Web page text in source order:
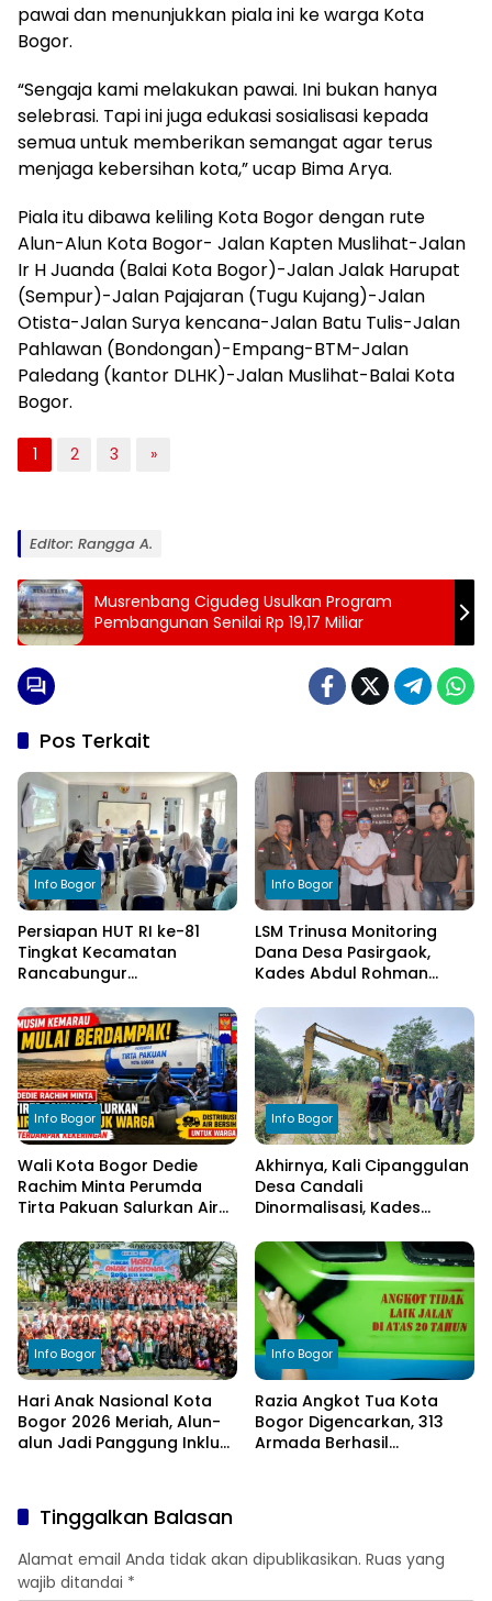
pawai dan menunjukkan piala ini ke warga Kota
Bogor.
“Sengaja kami melakukan pawai. Ini bukan hanya
selebrasi. Tapi ini juga edukasi sosialisasi kepada
semua untuk memberikan semangat agar terus
menjaga kebersihan kota,” ucap Bima Arya.
Piala itu dibawa keliling Kota Bogor dengan rute
Alun-Alun Kota Bogor- Jalan Kapten Muslihat-Jalan
Ir H Juanda (Balai Kota Bogor)-Jalan Jalak Harupat
(Sempur)-Jalan Pajajaran (Tugu Kujang)-Jalan
Otista-Jalan Surya kencana-Jalan Batu Tulis-Jalan
Pahlawan (Bondongan)-Empang-BTM-Jalan
Paledang (kantor DLHK)-Jalan Muslihat-Balai Kota
Bogor.
1 2 3 »
Editor: Rangga A.
Musrenbang Cigudeg Usulkan Program
Pembangunan Senilai Rp 19,17 Miliar
Pos Terkait
Info Bogor
Persiapan HUT RI ke-81
Tingkat Kecamatan
Rancabungur
Cimulang, Libatkan Seluruh
Elemen Masyarakat
Info Bogor
LSM Trinusa Monitoring
Dana Desa Pasirgaok,
Kades Abdul Rohman
Transparansi Pengelolaan
Anggaran
Info Bogor
Wali Kota Bogor Dedie
Rachim Minta Perumda
Tirta Pakuan Salurkan Air
Terdampak Kekeringan
Info Bogor
Akhirnya, Kali Cipanggulan
Desa Candali
Dinormalisasi, Kades
kepada Bupati Bogor
Info Bogor
Hari Anak Nasional Kota
Bogor 2026 Meriah, Alun-
alun Jadi Panggung Inklusi
Info Bogor
Razia Angkot Tua Kota
Bogor Digencarkan, 313
Armada Berhasil
Tinggalkan Balasan
Alamat email Anda tidak akan dipublikasikan. Ruas yang
wajib ditandai *